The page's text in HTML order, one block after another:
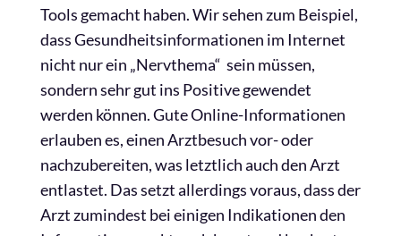
Tools gemacht haben. Wir sehen zum Beispiel,
dass Gesundheitsinformationen im Internet
nicht nur ein „Nervthema“ sein müssen,
sondern sehr gut ins Positive gewendet
werden können. Gute Online-Informationen
erlauben es, einen Arztbesuch vor- oder
nachzubereiten, was letztlich auch den Arzt
entlastet. Das setzt allerdings voraus, dass der
Arzt zumindest bei einigen Indikationen den